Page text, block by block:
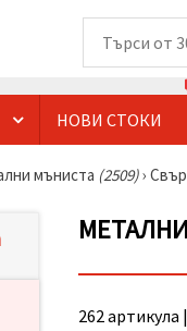
НОВИ СТОКИ
мъниста (2509)›
262 артикула